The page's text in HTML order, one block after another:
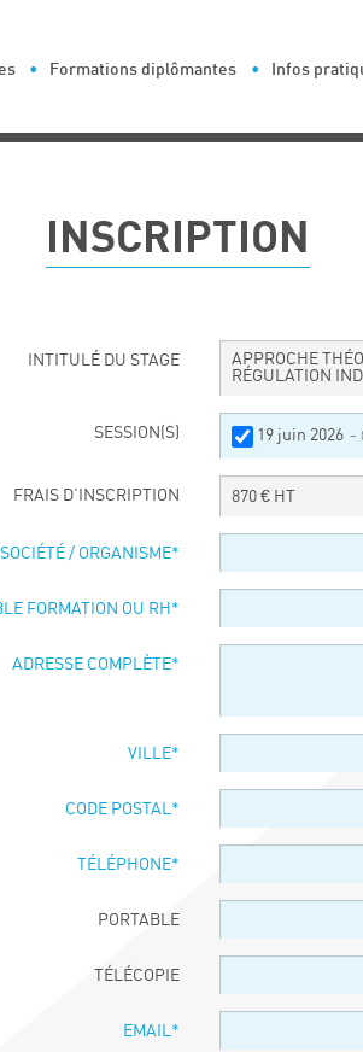
Formations diplômantes Infos
INSCRIPTION
INTITULÉ DU STAGE
APPROCHE
RÉGULATION
SESSION(S) 19 juin 2026 –
FRAIS D’INSCRIPTION 870 € HT
SOCIÉTÉ / ORGANISME*
FORMATION OU RH *
ADRESSE COMPLÈTE*
VILLE*
CODE POSTAL*
TÉLÉPHONE*
PORTABLE
TÉLÉCOPIE
EMAIL*